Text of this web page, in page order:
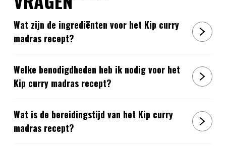
Wat zijn de ingrediënten voor het Kip curry
madras recept?
Welke benodigdheden heb ik nodig voor het
Kip curry madras recept?
Wat is de bereidingstijd van het Kip curry
madras recept?